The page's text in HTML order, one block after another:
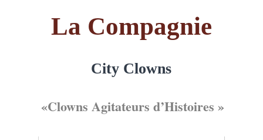
La Compagnie
City Clowns
«Clowns Agitateurs d’Histoires »